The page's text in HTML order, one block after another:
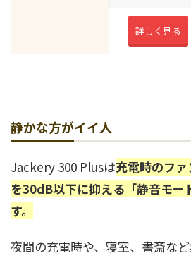
詳しく見る
静かな方がイイ人
Jackery 300 Plusは充電時のフ
を30dB以下に抑える「静音モー
す。
夜間の充電時や、寝室、書斎な